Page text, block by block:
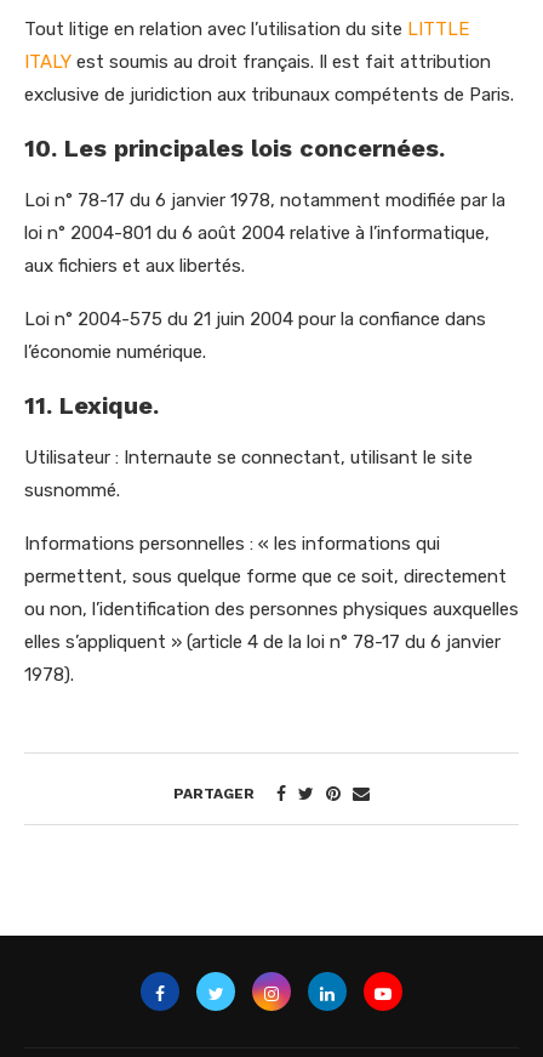
Tout litige en relation avec l’utilisation du site LITTLE
ITALY est soumis au droit français. Il est fait attribution
exclusive de juridiction aux tribunaux compétents de Paris.
10. Les principales lois concernées.
Loi n° 78-17 du 6 janvier 1978, notamment modifiée par la
loi n° 2004-801 du 6 août 2004 relative à l’informatique,
aux fichiers et aux libertés.
Loi n° 2004-575 du 21 juin 2004 pour la confiance dans
l’économie numérique.
11. Lexique.
Utilisateur : Internaute se connectant, utilisant le site
susnommé.
Informations personnelles : « les informations qui
permettent, sous quelque forme que ce soit, directement
ou non, l’identification des personnes physiques auxquelles
elles s’appliquent » (article 4 de la loi n° 78-17 du 6 janvier
1978).
PARTAGER